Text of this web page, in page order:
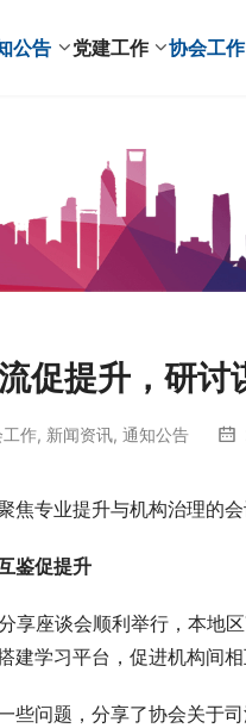
公告 党建工作 协会工作
促提升，研讨
作, 新闻资讯, 通知公告
专业提升与机构治理的会
鉴促提升
享座谈会顺利举行，本地
学习平台，促进机构间相
些问题，分享了协会关于